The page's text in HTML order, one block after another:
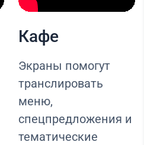
Кафе
Экраны помогут
транслировать
меню,
спецпредложения и
тематические